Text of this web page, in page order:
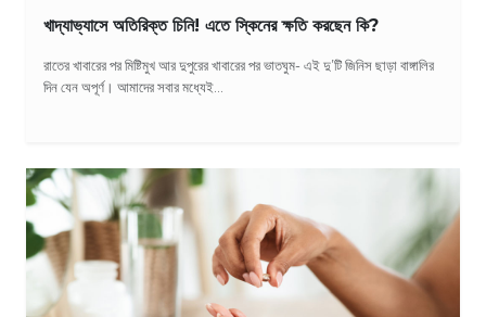
খাদ্যাভ্যাসে অতিরিক্ত চিনি! এতে স্কিনের ক্ষতি করছেন কি?
রাতের খাবারের পর মিষ্টিমুখ আর দুপুরের খাবারের পর ভাতঘুম- এই দু’টি জিনিস ছাড়া বাঙ্গালির
দিন যেন অপূর্ণ। আমাদের সবার মধ্যেই...